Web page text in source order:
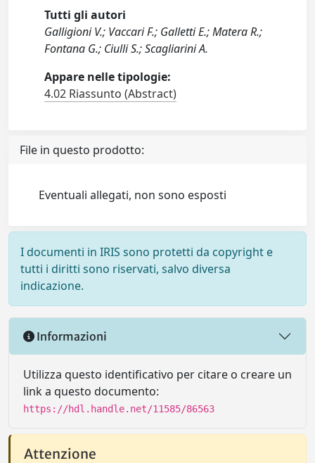
Tutti gli autori
Galligioni V.; Vaccari F.; Galletti E.; Matera R.;
Fontana G.; Ciulli S.; Scagliarini A.
Appare nelle tipologie:
4.02 Riassunto (Abstract)
File in questo prodotto:
Eventuali allegati, non sono esposti
I documenti in IRIS sono protetti da copyright e
tutti i diritti sono riservati, salvo diversa
indicazione.
Informazioni
Utilizza questo identificativo per citare o creare un
link a questo documento:
https://hdl.handle.net/11585/86563
Attenzione